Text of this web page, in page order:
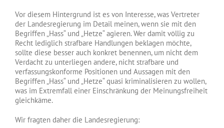
Vor diesem Hintergrund ist es von Interesse, was Vertreter
der Landesregierung im Detail meinen, wenn sie mit den
Begriffen „Hass“ und „Hetze“ agieren. Wer damit völlig zu
Recht lediglich strafbare Handlungen beklagen möchte,
sollte diese besser auch konkret benennen, um nicht dem
Verdacht zu unterliegen andere, nicht strafbare und
verfassungskonforme Positionen und Aussagen mit den
Begriffen „Hass“ und „Hetze“ quasi kriminalisieren zu wollen,
was im Extremfall einer Einschränkung der Meinungsfreiheit
gleichkäme.
Wir fragten daher die Landesregierung: